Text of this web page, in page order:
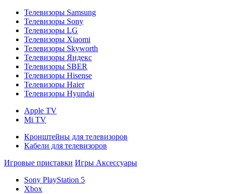
Телевизоры Samsung
Телевизоры Sony
Телевизоры LG
Телевизоры Xiaomi
Телевизоры Skyworth
Телевизоры Яндекс
Телевизоры SBER
Телевизоры Hisense
Телевизоры Haier
Телевизоры Hyundai
Apple TV
Mi TV
Кронштейны для телевизоров
Кабели для телевизоров
Игровые приставки Игры Аксессуары
Sony PlayStation 5
Xbox